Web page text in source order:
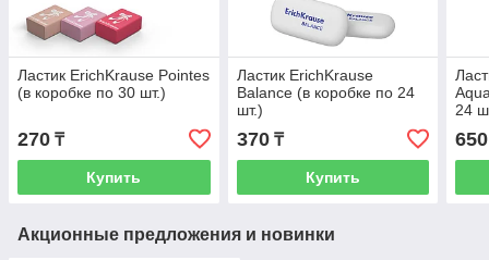
Ластик ErichKrause Pointes
(в коробке по 30 шт.)
270 ₸
Купить
Ластик ErichKrause
Balance (в коробке по 24
шт.)
370₸
Купить
24
650
Акционные предложения и новинки